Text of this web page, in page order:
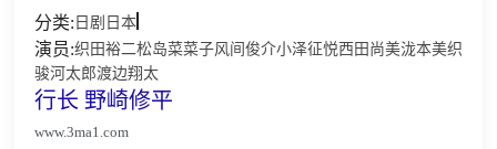
成为对社会有贡献的银行，他和上作已登场，为人不择
手段，已升为常务的立川祥子，及融资部的石原俊之合
作进行改...
分类: 日剧 日本
演员:织田裕二松岛菜菜子风间俊介小泽征悦西田尚美泷本美织
骏河太郎渡边翔太
行长 野崎修平
www.3ma1.com